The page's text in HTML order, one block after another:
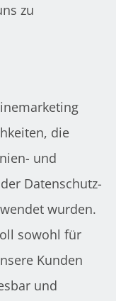
zu
die
und
Datenschutz-
wurden.
sowohl für
Kunden
und